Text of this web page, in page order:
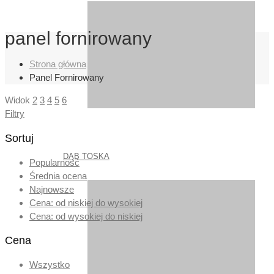
DĄB TOSKA
panel fornirowany
Strona główna
Panel Fornirowany
Widok 2 3 4 5 6
Filtry
Sortuj
Popularność
Średnia ocena
Najnowsze
Cena: od niskiej do wysokiej
Cena: od wysokiej do niskiej
Cena
Wszystko